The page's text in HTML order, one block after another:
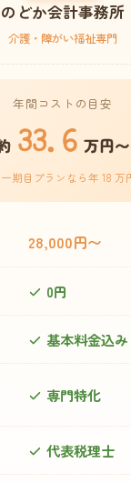
のどか会計事務所
介護・障がい福祉専門
年間コストの目安
33.6 万円〜
期目プランなら年 18 万
28,000円〜
0円
基本料金込み
専門特化
代表税理士